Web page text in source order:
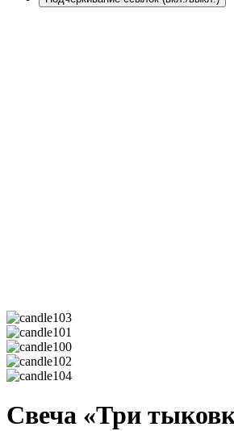
Свеча «Три